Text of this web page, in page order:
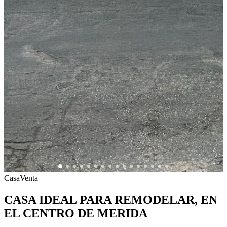
CasaVenta
CASA IDEAL PARA REMODELAR, EN
EL CENTRO DE MERIDA